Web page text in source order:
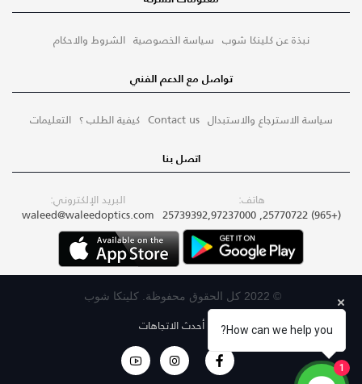
نبذة عن كلينكا شوب سياسة الخصوصية الشروط والاحكام
تواصل مع الدعم الفني
سياسة الاسترجاع والاستبدال Contact us كيفية الطلب ؟ التعليمات
اتصل بنا
هاتف:
(+965) 25770722, 25739392,97237000
البريد الإلكتروني:
waleed@waleedoptics.com
© 2022 كل الحقوق محفوظة. كلينكا شوب
اتبع أحدث الاتجاهات How can we help you?
1